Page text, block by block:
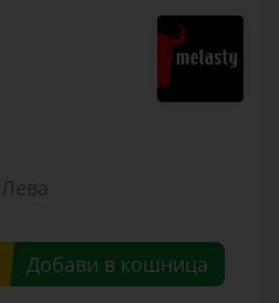
Лева
Добави в кошница